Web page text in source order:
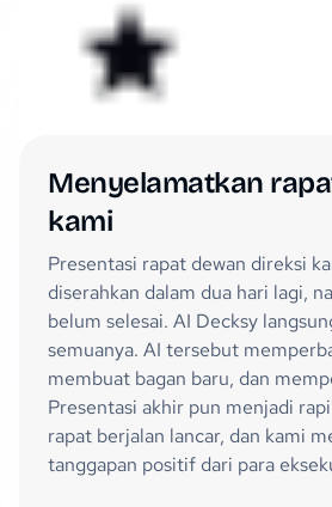
Menyelamatkan
kami
Presentasi rapat dewan direksi
diserahkan dalam dua hari lagi,
belum selesai. AI Decksy
semuanya. AI tersebut
membuat bagan baru, dan
Presentasi akhir pun menjadi
rapat berjalan lancar, dan kami
tanggapan positif dari para